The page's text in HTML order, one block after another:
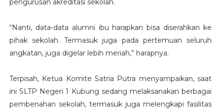
pengurusan akreditasi sekolah.
“Nanti, data-data alumni ibu harapkan bisa diserahkan ke
pihak sekolah. Termasuk juga pada pertemuan seluruh
angkatan, juga digelar lebih meriah,” harapnya.
Terpisah, Ketua Komite Satria Putra menyampaikan, saat
ini SLTP Negeri 1 Kubung sedang melaksanakan berbagai
pembenahan sekolah, termasuk juga melengkapi fasilitas